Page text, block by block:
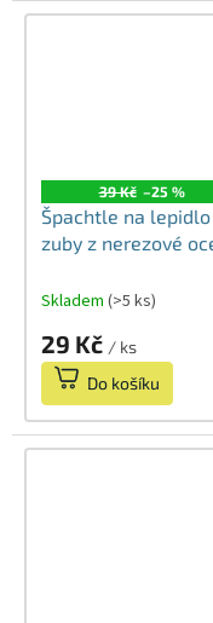
39 Kč –25 %
Špachtle na lepidlo
zuby z nerezové
Skladem (>5 ks)
29 Kč / ks
Do košíku